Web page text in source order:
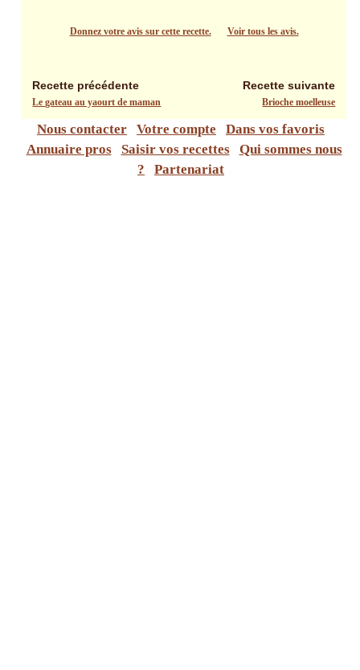
Donnez votre avis sur cette recette. Voir tous les avis.
Recette précédente Recette suivante
Le gateau au yaourt de maman Brioche moelleuse
Nous contacter Votre compte
Dans vos favoris
Annuaire pros
Saisir vos recettes
Qui sommes nous
?
Partenariat